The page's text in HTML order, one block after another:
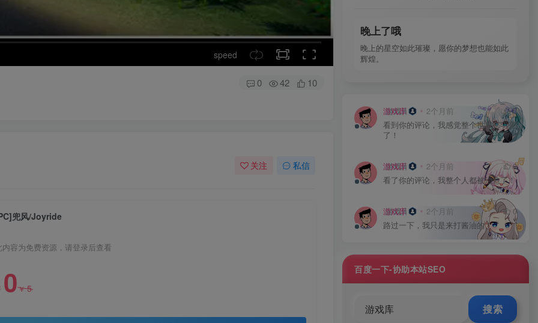
speed
0 42 10
关注 私信
兜风/Joyride
内容为免费资源，请登录后查看
0￥5
晚上了哦
晚上的星空如此璀璨，愿你的梦想也能如此
辉煌。
游戏库 2个月前
0
看到你的评论，我感觉整个世界都明亮
了！
游戏库 2个月前
0
看了你的评论，我整个人都被治愈了！
游戏库 2个月前
0
路过一下，我只是来打酱油的！
百度一下-协助本站SEO
搜索